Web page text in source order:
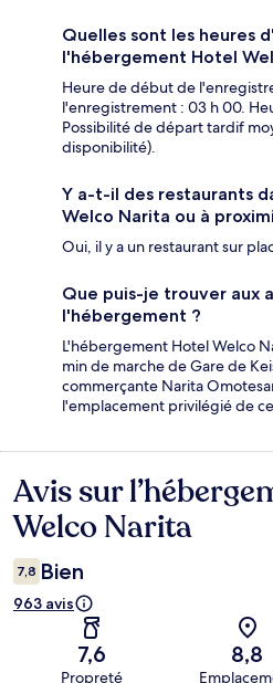
Quelles sont les heures
l'hébergement Hotel
Heure de début de
l'enregistrement : 03 h 00.
Possibilité de départ tardif
disponibilité).
Y a-t-il des restaurants
Welco Narita ou à
Oui, il y a un restaurant sur
Que puis-je trouver aux
l'hébergement ?
L'hébergement Hotel Welco
min de marche de Gare de
commerçante Narita
l'emplacement privilégié de
Avis
Avis sur
Welco Narita
7,8 Bien
963 avis
7,6
Propreté
8,8